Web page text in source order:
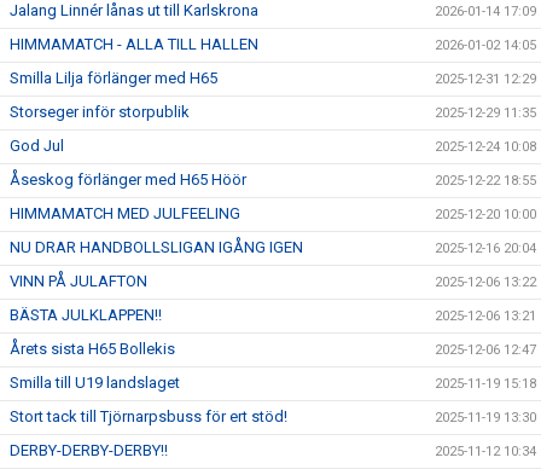
Jalang Linnér lånas ut till Karlskrona 2026-01-14 17:09
HIMMAMATCH - ALLA TILL HALLEN 2026-01-02 14:05
Smilla Lilja förlänger med H65 2025-12-31 12:29
Storseger inför storpublik 2025-12-29 11:35
God Jul 2025-12-24 10:08
Åseskog förlänger med H65 Höör 2025-12-22 18:55
HIMMAMATCH MED JULFEELING 2025-12-20 10:00
NU DRAR HANDBOLLSLIGAN IGÅNG IGEN 2025-12-16 20:04
VINN PÅ JULAFTON 2025-12-06 13:22
BÄSTA JULKLAPPEN!! 2025-12-06 13:21
Årets sista H65 Bollekis 2025-12-06 12:47
Smilla till U19 landslaget 2025-11-19 15:18
Stort tack till Tjörnarpsbuss för ert stöd! 2025-11-19 13:30
DERBY-DERBY-DERBY!! 2025-11-12 10:34